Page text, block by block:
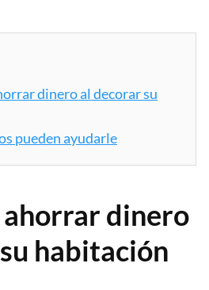
dinero al decorar su
pueden ayudarle
ahorrar dinero
habitación